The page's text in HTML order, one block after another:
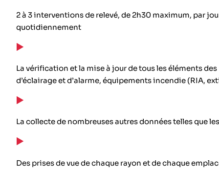
2 à 3 interventions de relevé, de 2h30 maximum, par
quotidiennement
La vérification et la mise à jour de tous les éléments
d’éclairage et d’alarme, équipements incendie (RIA,
La collecte de nombreuses autres données telles que
Des prises de vue de chaque rayon et de chaque